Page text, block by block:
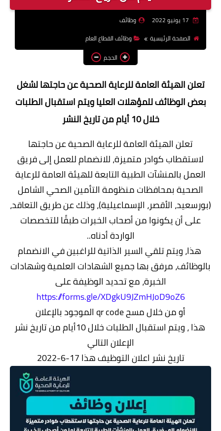
وظائف
الصفحة الرئيسية
وظائف القطاع العام
الحجم
تعلن الهيئة العامة للرعاية الصحية عن حاجتها لشغل
بعض الوظائف للمؤهلات العليا ويتم استقبال الطلبات
خلال 10 أيام من تاريخ النشر
تعلن الهيئة العامة للرعاية الصحية عن حاجتها
لاستقطاب كوادر متميزة، للانضمام للعمل إلى فريق
العمل بالمنشآت الطبية التابعة للهيئة العامة للرعاية
الصحية بمحافظات منظومة التأمين الصحي الشامل
(بورسعيد، الأقصر، الإسماعيلية)، وذلك عن طريق التعاقد،
على أن يكونوا من أصحاب الخبرات طبقًا للتخصصات
الواردة أدناه..
هذا، ويتم تلقي السير الذاتية للراغبين في الانضمام
بالوظائف، مرفق بها جميع الشهادات العلمية وشهادات
الخبرة، مع تحديد الوظيفة على
https://forms.gle/XDgkU9JZmHJoD9oZ6
أو من خلال مسح qr code الموجود بالإعلان
هذا ، ويتم استقبال الطلبات خلال 10أيام من تاريخ نشر
الإعلان التالي
تاريخ نشر اعلان التوظيف هذا 17-6-2022